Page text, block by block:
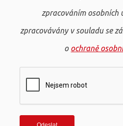
zpracováním osobních
zpracovávány v souladu se
o ochraně